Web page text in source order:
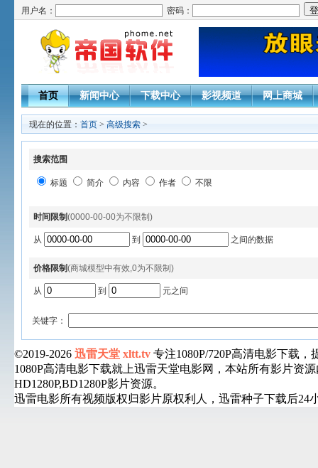
用户名： 密码：
首页 新闻中心 下载中心 影视频道 网上商城
现在的位置： 首页 > 高级搜索 >
搜索范围
标题 简介 内容 作者 不限
时间限制(0000-00-00为不限制)
从 到 之间的数据
价格限制(商城模型中有效,0为不限制)
从 到 元之间
关键字：
©2019-2026 迅雷天堂 xltt.tv 专注1080P/720P高清电影下载
1080P高清电影下载就上迅雷天堂电影网，本站所有影片资
HD1280P,BD1280P影片资源。
迅雷电影所有视频版权归影片原权利人，迅雷种子下载后